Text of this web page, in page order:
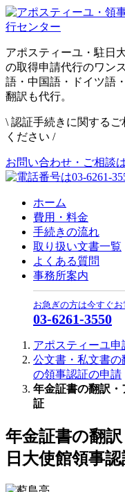
アポスティーユ・駐日
の取得申請代行のワン
語・中国語・ドイツ語
翻訳も代行。
\ 認証手続きに関する
ください /
お問い合わせ・ご相談
ホーム
費用・料金
手続きの流れ
取り扱い文書一覧
よくある質問
事務所案内
お急ぎの方は今すぐお
03-6261-3550
アポスティーユ
公文書・私文書
の領事認証の申請
年金証書の翻訳
証
年金証書の翻
日大使館領事